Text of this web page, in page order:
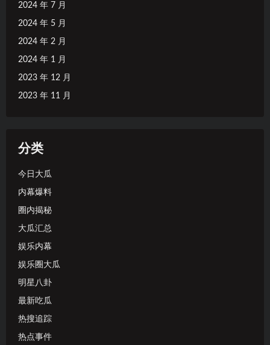
2024 年 7 月
2024 年 5 月
2024 年 2 月
2024 年 1 月
2023 年 12 月
2023 年 11 月
分类
今日大瓜
内幕爆料
圈内揭秘
大瓜汇总
娱乐内幕
娱乐圈大瓜
明星八卦
最新吃瓜
热搜追踪
热点事件